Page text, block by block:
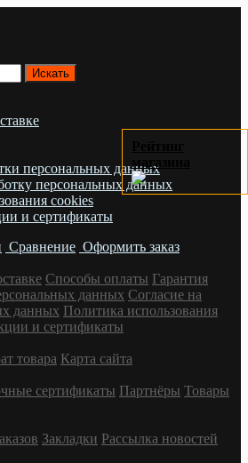
персональных данных
персональных данных
cookies
и сертификаты
Сравнение Оформить заказ
Cпособы оплаты Гарантия
данных Согласие на
данных Политика использования
и сертификаты
товара Карта сайта
сертификаты Партнёры Товары
Закладки Рассылка новостей